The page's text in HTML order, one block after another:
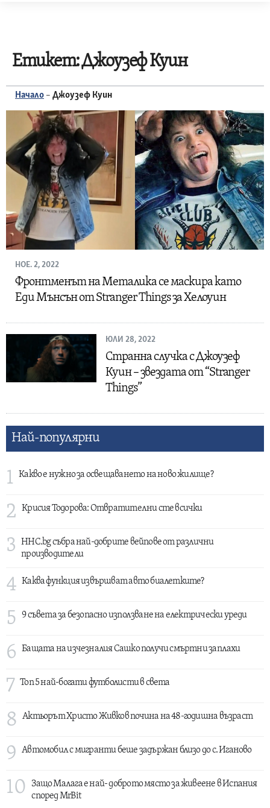
Етикет:Джоузеф Куин
Начало – Джоузеф Куин
НОЕ. 2, 2022
Фронтменът на Металика се маскира като
Еди Мънсън от Stranger Things за Хелоуин
ЮЛИ 28, 2022
Странна случка с Джоузеф
Куин – звездата от “Stranger
Things”
Най-популярни
1 Какво е нужно за освещаването на ново жилище?
2 Крисия Тодорова: Отвратителни сте всички
3
HHC.bg събра най-добрите вейпове от различни
производители
4 Каква функция извършват авто биалетките?
5 9 съвета за безопасно използване на електрически уреди
6 Бащата на изчезналия Сашко получи смъртни заплахи
7 Топ 5 най-богати футболисти в света
8 Актьорът Христо Живков почина на 48-годишна възраст
9 Автомобил с мигранти беше задържан близо до с. Иганово
10
Защо Малага е най- доброто място за живеене в Испания
според MrBit